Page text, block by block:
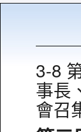
3-8
事長
會召